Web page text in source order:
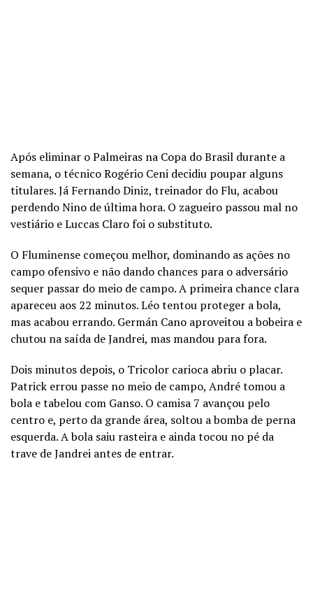
Após eliminar o Palmeiras na Copa do Brasil durante a
semana, o técnico Rogério Ceni decidiu poupar alguns
titulares. Já Fernando Diniz, treinador do Flu, acabou
perdendo Nino de última hora. O zagueiro passou mal no
vestiário e Luccas Claro foi o substituto.
O Fluminense começou melhor, dominando as ações no
campo ofensivo e não dando chances para o adversário
sequer passar do meio de campo. A primeira chance clara
apareceu aos 22 minutos. Léo tentou proteger a bola,
mas acabou errando. Germán Cano aproveitou a bobeira e
chutou na saída de Jandrei, mas mandou para fora.
Dois minutos depois, o Tricolor carioca abriu o placar.
Patrick errou passe no meio de campo, André tomou a
bola e tabelou com Ganso. O camisa 7 avançou pelo
centro e, perto da grande área, soltou a bomba de perna
esquerda. A bola saiu rasteira e ainda tocou no pé da
trave de Jandrei antes de entrar.